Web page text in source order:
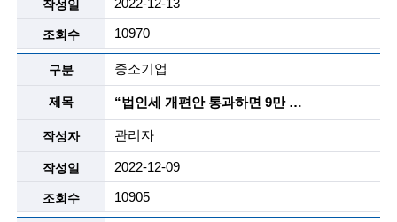
o
f
t
e
c
h
n
2022-12-13
10970
중소기업
“법인세 개편안 통과하면 9만 中企도 혜택”
관리자
2022-12-09
10905